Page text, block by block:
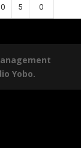
0 5 0
Yobo.